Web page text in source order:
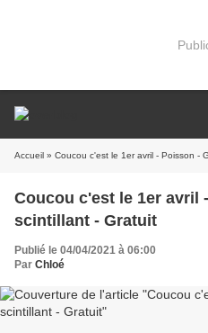
Accueil » Coucou c'est le 1er avril - Poisson -
Coucou c'est le 1er avril
scintillant - Gratuit
Publié le 04/04/2021 à 06:00
Par Chloé